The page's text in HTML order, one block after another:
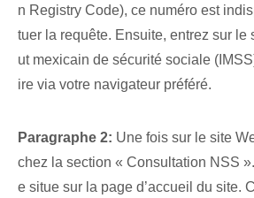
n Registry Code), ce numéro est
tuer la requête. Ensuite, entrez sur le
ut mexicain de sécurité sociale
ire via votre navigateur préféré.
Paragraphe 2: Une fois sur le site
chez la section « Consultation NSS
e situe sur la page d’accueil du site.